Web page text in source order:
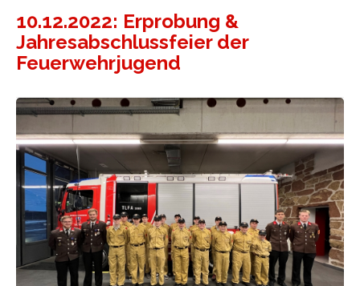
10.12.2022: Erprobung &
Jahresabschlussfeier der
Feuerwehrjugend